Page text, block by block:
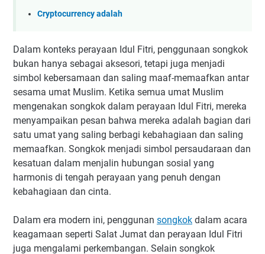
Cryptocurrency adalah
Dalam konteks perayaan Idul Fitri, penggunaan songkok
bukan hanya sebagai aksesori, tetapi juga menjadi
simbol kebersamaan dan saling maaf-memaafkan antar
sesama umat Muslim. Ketika semua umat Muslim
mengenakan songkok dalam perayaan Idul Fitri, mereka
menyampaikan pesan bahwa mereka adalah bagian dari
satu umat yang saling berbagi kebahagiaan dan saling
memaafkan. Songkok menjadi simbol persaudaraan dan
kesatuan dalam menjalin hubungan sosial yang
harmonis di tengah perayaan yang penuh dengan
kebahagiaan dan cinta.
Dalam era modern ini, penggunan songkok dalam acara
keagamaan seperti Salat Jumat dan perayaan Idul Fitri
juga mengalami perkembangan. Selain songkok